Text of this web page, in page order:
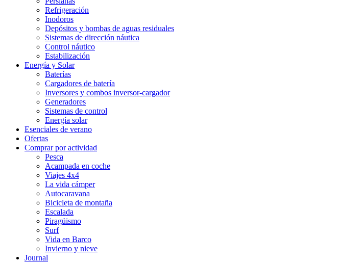
Refrigeración
Inodoros
Depósitos y bombas de aguas residuales
Sistemas de dirección náutica
Control náutico
Estabilización
Energía y Solar
Baterías
Cargadores de batería
Inversores y combos inversor-cargador
Generadores
Sistemas de control
Energía solar
Esenciales de verano
Ofertas
Comprar por actividad
Pesca
Acampada en coche
Viajes 4x4
La vida cámper
Autocaravana
Bicicleta de montaña
Escalada
Piragüismo
Surf
Vida en Barco
Invierno y nieve
Journal